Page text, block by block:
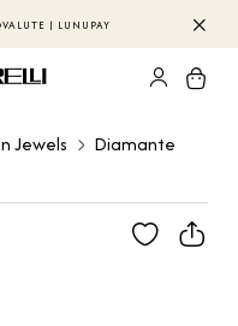
| LUNUPAY
Jewels
Diamante